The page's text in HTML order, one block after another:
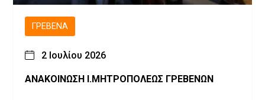
ΓΡΕΒΕΝΆ
2 Ιουλίου 2026
ΑΝΑΚΟΙΝΩΣΗ Ι.ΜΗΤΡΟΠΟΛΕΩΣ ΓΡΕΒΕΝΩΝ